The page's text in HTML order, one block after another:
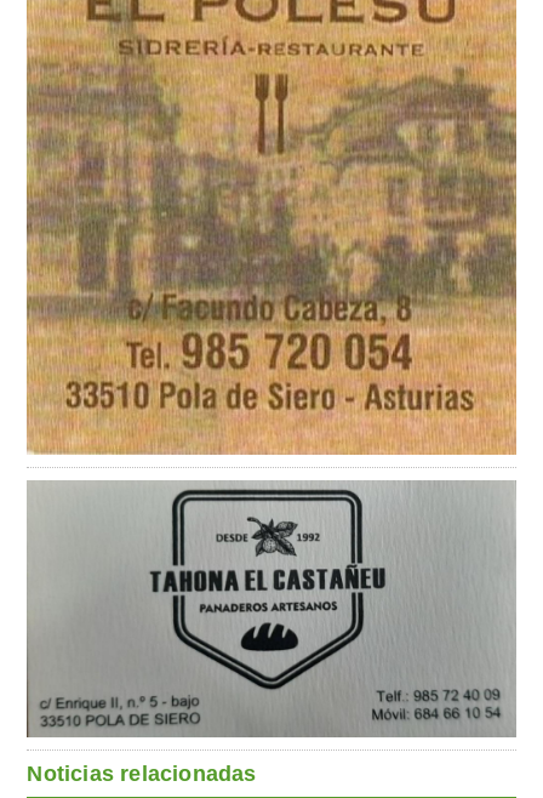
Noticias relacionadas